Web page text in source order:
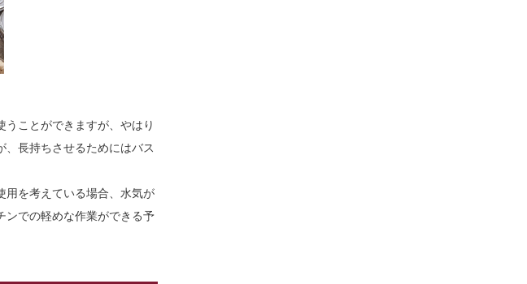
ことができますが、やはり
長持ちさせるためにはバス
用を考えている場合、水気が
ンでの軽めな作業ができる予